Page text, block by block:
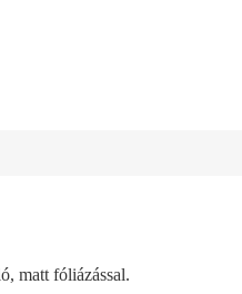
matt fóliázással.